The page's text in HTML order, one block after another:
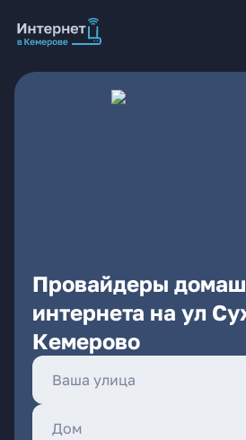
Провайдеры
интернета на ул
Кемерово